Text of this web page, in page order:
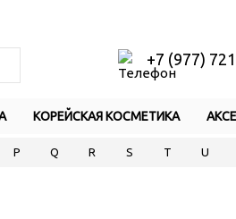
+7 (977)
КОРЕЙСКАЯ КОСМЕТИКА
P Q R S T U